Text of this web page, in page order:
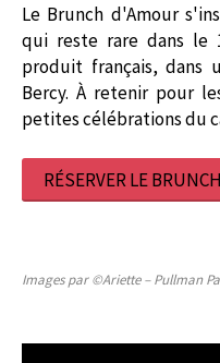
Le Brunch d'Amour
qui reste rare dans le
produit français,
Bercy. À retenir pour
petites célébrations du
RÉSERVER LE
Images par ©Ariette – Pullman